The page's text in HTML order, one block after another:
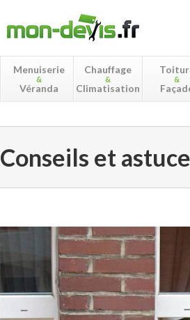
Conseils et
Menuiserie
&
Véranda
Chauffage
&
Climatisation
&